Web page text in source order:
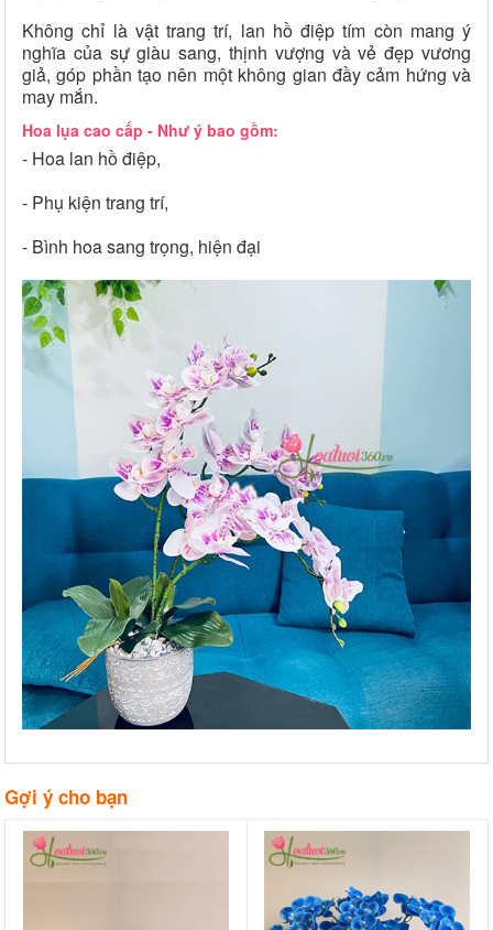
Không chỉ là vật trang trí, lan hồ điệp tím còn mang ý
nghĩa của sự giàu sang, thịnh vượng và vẻ đẹp vương
giả, góp phần tạo nên một không gian đầy cảm hứng và
may mắn.
Hoa lụa cao cấp - Như ý bao gồm:
- Hoa lan hồ điệp,
- Phụ kiện trang trí,
- Bình hoa sang trọng, hiện đại
Gợi ý cho bạn